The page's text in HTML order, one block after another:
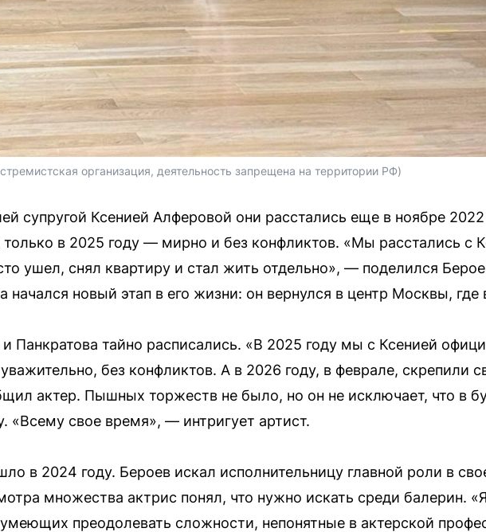
организация, деятельность запрещена на территории РФ)
супругой Ксенией Алферовой они расстались еще в ноябре 2022
в 2025 году — мирно и без конфликтов. «Мы расстались с
ушел, снял квартиру и стал жить отдельно», — поделился
начался новый этап в его жизни: он вернулся в центр Москвы, где
Панкратова тайно расписались. «В 2025 году мы с Ксенией
без конфликтов. А в 2026 году, в феврале, скрепили
актер. Пышных торжеств не было, но он не исключает, что в
«Всему свое время», — интригует артист.
в 2024 году. Бероев искал исполнительницу главной роли в
множества актрис понял, что нужно искать среди балерин. «Я
преодолевать сложности, непонятные в актерской